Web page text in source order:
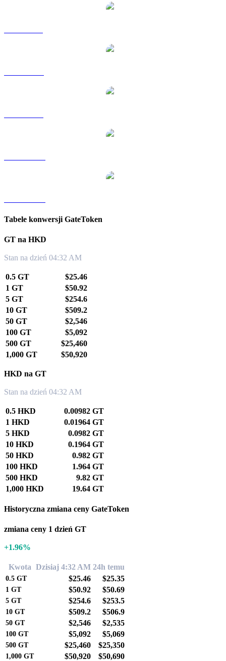
Tabele konwersji GateToken
GT na HKD
Stan na dzień 04:32 AM
0.5 GT
$25.46
1 GT
$50.92
5 GT
$254.6
10 GT
$509.2
50 GT
$2,546
100 GT
$5,092
500 GT
$25,460
1,000 GT
$50,920
HKD na GT
Stan na dzień 04:32 AM
0.5 HKD
0.00982 GT
1 HKD
0.01964 GT
5 HKD
0.0982 GT
10 HKD
0.1964 GT
50 HKD
0.982 GT
100 HKD
1.964 GT
500 HKD
9.82 GT
1,000 HKD
19.64 GT
Historyczna zmiana ceny GateToken
zmiana ceny 1 dzień GT
+1.96%
Kwota Dzisiaj 4:32 AM 24h temu
0.5 GT $25.46 $25.35
1 GT $50.92 $50.69
5 GT $254.6 $253.5
10 GT $509.2 $506.9
50 GT $2,546 $2,535
100 GT $5,092 $5,069
500 GT $25,460 $25,350
1,000 GT $50,920 $50,690